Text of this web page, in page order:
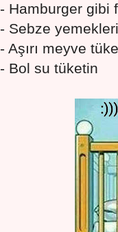
- Hamburger gibi
- Sebze
- Aşırı meyve
- Bol su tüketin